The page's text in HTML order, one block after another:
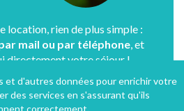
location, rien de plus simple :
mail ou par téléphone, et
directement votre séjour !
l'hôte
et d'autres données pour enrichir votre
des services en s'assurant qu'ils
correctement.